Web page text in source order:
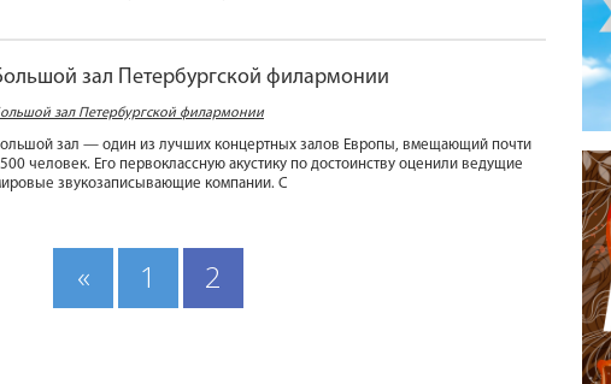
зал Петербургской филармонии
зал Петербургской филармонии
зал — один из лучших концертных залов Европы, вмещающий почти
человек. Его первоклассную акустику по достоинству оценили ведущие
звукозаписывающие компании. С
« 1 2